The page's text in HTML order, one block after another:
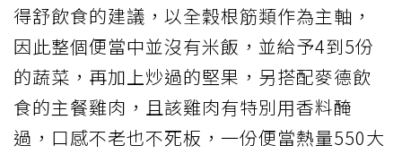
得舒飲食的建議，以全穀根筋類作為主軸，
因此整個便當中並沒有米飯，並給予4到5份
的蔬菜，再加上炒過的堅果，另搭配麥德飲
食的主餐雞肉，且該雞肉有特別用香料醃
過，口感不老也不死板，一份便當熱量550大